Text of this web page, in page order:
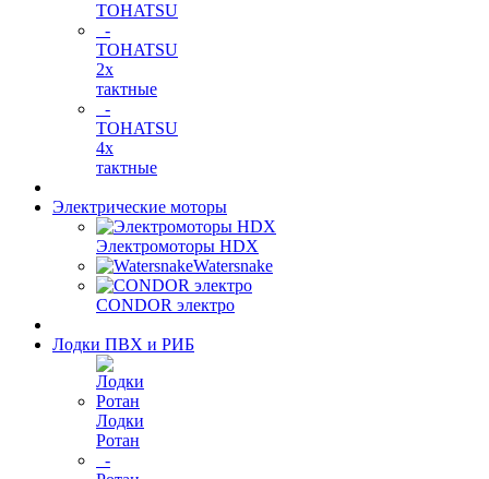
TOHATSU
-
TOHATSU
2х
тактные
-
TOHATSU
4х
тактные
Электрические моторы
Электромоторы HDX
Watersnake
CONDOR электро
Лодки ПВХ и РИБ
Лодки
Ротан
-